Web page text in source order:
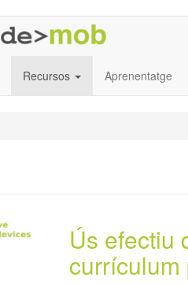
Recursos Aprenentatge
Ús efectiu